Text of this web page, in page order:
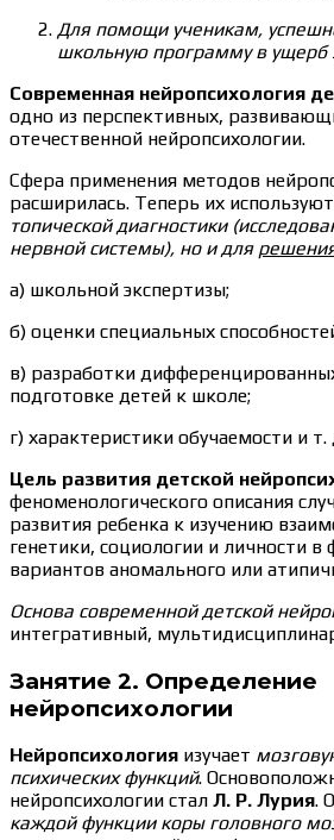
Для помощи ученикам,
школьную программу в ущерб
Современная нейропсихология
одно из перспективных,
отечественной нейропсихологии.
Сфера применения методов
расширилась. Теперь их
топической диагностики
нервной системы), но и для
а) школьной экспертизы;
б) оценки специальных
в) разработки
подготовке детей к школе;
г) характеристики обучаемости и т.
Цель развития детской
феноменологического описания
развития ребенка к изучению
генетики, социологии и личности
вариантов аномального или
Основа современной детской
интегративный,
Занятие 2. Определение
нейропсихологии
Нейропсихология изучает
психических функций.
нейропсихологии стал Л. Р. Лурия.
каждой функции коры головного